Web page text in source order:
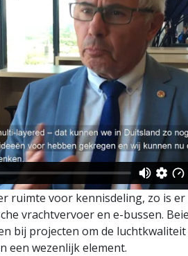
ruimte voor kennisdeling, zo is er
vrachtvervoer en e-bussen.
bij projecten om de
een wezenlijk element.